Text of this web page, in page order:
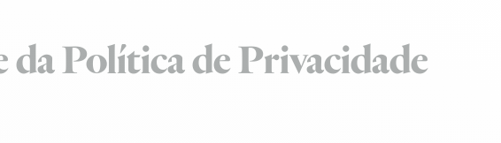
Política de Privacidade